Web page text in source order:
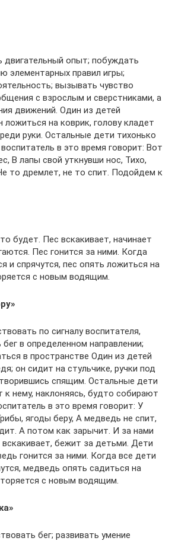
двигательный опыт; побуждать
элементарных правил игры;
вызывать чувство
с взрослым и сверстниками, а
движений. Один из детей
ложиться на коврик, голову кладет
руки. Остальные дети тихонько
в это время говорит: Вот
В лапы свой уткнувши нос, Тихо,
то дремлет, не то спит. Подойдем к
будет. Пес вскакивает, начинает
Пес гонится за ними. Когда
и спрячутся, пес опять ложиться на
с новым водящим.
по сигналу воспитателя,
в определенном направлении;
в пространстве Один из детей
он сидит на стульчике, ручки под
спящим. Остальные дети
к нему, наклоняясь, будто собирают
в это время говорит: У
ягоды беру, А медведь не спит,
А потом как зарычит. И за нами
бежит за детьми. Дети
гонится за ними. Когда все дети
медведь опять садиться на
с новым водящим.
бег; развивать умение